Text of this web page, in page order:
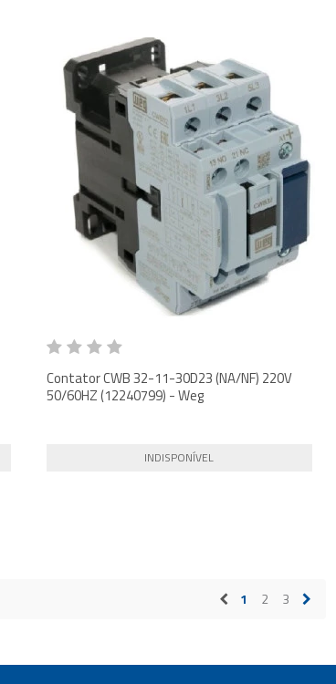
Contator CWB 32-11-30D23 (NA/NF) 220V
50/60HZ (12240799) - Weg
INDISPONÍVEL
1 2 3